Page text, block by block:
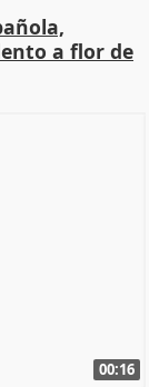
a flor de
00:16